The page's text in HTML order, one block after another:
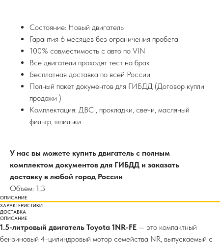
Состояние: Новый двигатель
Гарантия 6 месяцев без ограничения пробега
100% совместимость с авто по VIN
Все двигатели проходят тест на брак
Бесплатная доставка по всей России
Полный пакет документов для ГИБДД (Договор купли
продажи )
Комплектация: ДВС , прокладки, свечи, масляный
фильтр, шпильки
У нас вы можете купить двигатель с полным
комплектом документов для ГИБДД и заказать
доставку в любой город России
Объем: 1,3
ОПИСАНИЕ
ХАРАКТЕРИСТИКИ
ДОСТАВКА
ОПИСАНИЕ
1.5-литровый двигатель Toyota 1NR-FE — это компактный
бензиновый 4-цилиндровый мотор семейства NR, выпускаемый с